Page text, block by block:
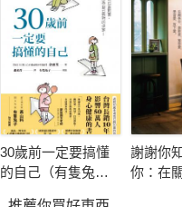
基本法」，幫助多面向思考
讓自律成為服務人生的工具
▍依據個人發展，時間管理
學生求學、職場新手、中
80/20法則，從多做到少做
由切換時間管理工具，才
30歲前一定要搞懂
的自己（有隻兔子
謝謝你
你：在